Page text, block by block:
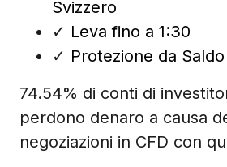
Svizzero
✓ Leva fino a 1:30
✓ Protezione da
74.54% di conti di
perdono denaro a causa
negoziazioni in CFD con